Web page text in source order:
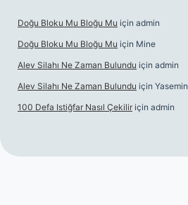
Doğu Bloku Mu Bloğu Mu için admin
Doğu Bloku Mu Bloğu Mu için Mine
Alev Silahı Ne Zaman Bulundu için admin
Alev Silahı Ne Zaman Bulundu için Yasemin
100 Defa Istiğfar Nasıl Çekilir için admin